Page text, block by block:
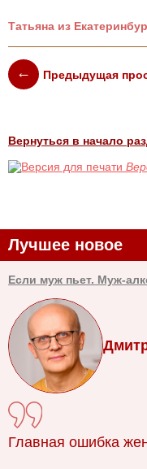
Татьяна из
Предыдущая
Вернуться в начало
Лучшее новое
Если муж пьет. Муж-
Главная ошибка